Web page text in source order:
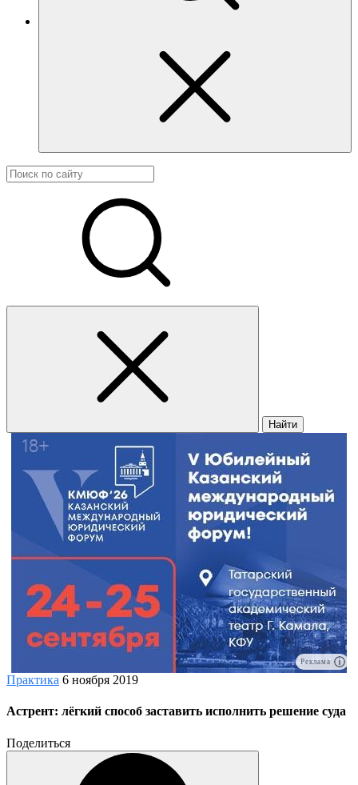
Найти
Реклама
Практика 6 ноября 2019
Астрент: лёгкий способ заставить исполнить решение суда
Поделиться